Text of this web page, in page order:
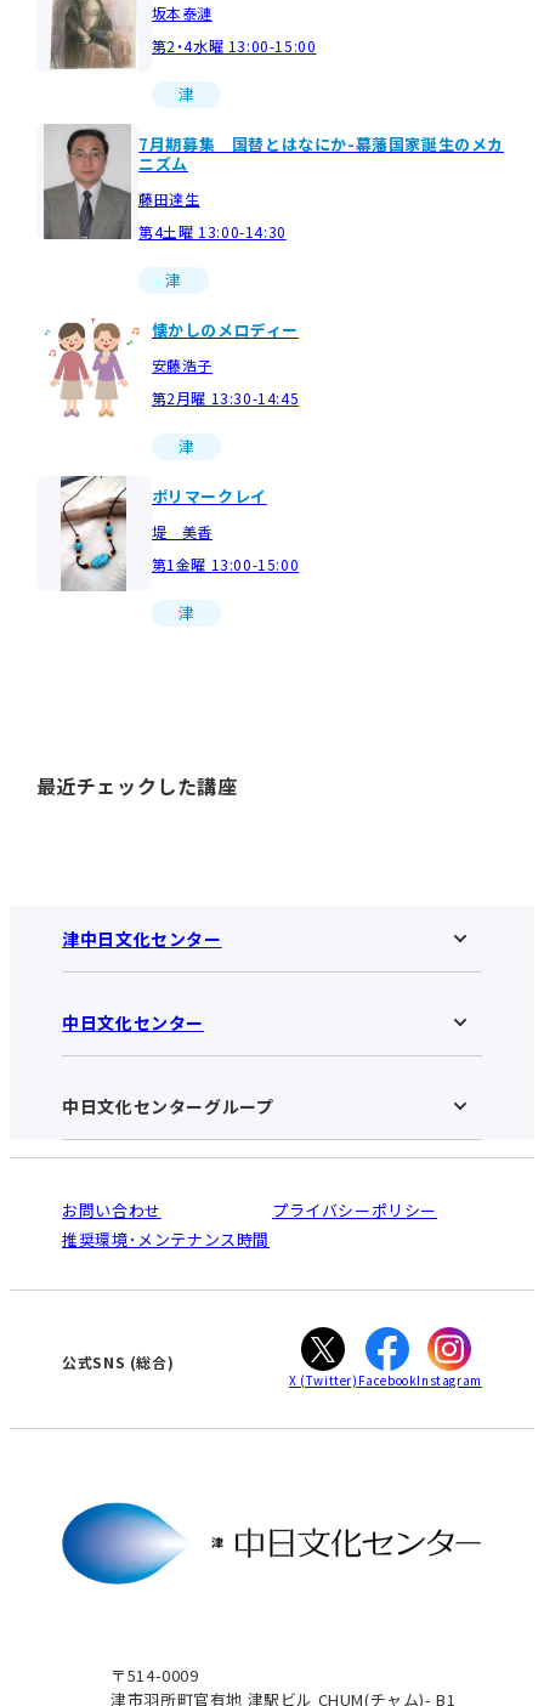
坂本泰漣
第2・4水曜 13:00-15:00
津
7月期募集 国替とはなにか-幕藩国家誕生のメカ
ニズム
藤田達生
第4土曜 13:00-14:30
津
懐かしのメロディー
安藤浩子
第2月曜 13:30-14:45
津
ポリマークレイ
堤 美香
第1金曜 13:00-15:00
津
最近チェックした講座
津中日文化センター
津中日文化センターHOME
お知らせ
アクセス･営業時間
お申し込みの流れ
入会と受講のご案内
中日文化センター
中日文化センターHOME
中日文化センターとは
受講規約・会員特典
ご利用ガイド
オンライン講座受講の手順
WEBサイトのよくある質問
中日文化センターグループ
南大高
犬山
高蔵寺
大垣
津
お問い合わせ
プライバシーポリシー
推奨環境･メンテナンス時間
〒514-0009
津市羽所町官有地 津駅ビル CHUM(チャム)- B1
公式SNS (総合)
X (Twitter) FacebookInstagram